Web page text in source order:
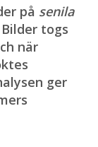
på senila
togs
när
ger